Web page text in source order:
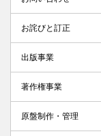
お詫びと訂正
出版事業
著作権事業
原盤制作・管理